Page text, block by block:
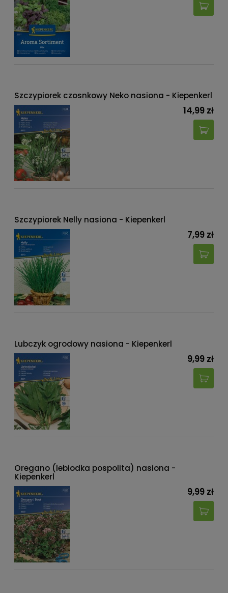
Szczypiorek czosnkowy Neko nasiona - Kiepenkerl
14,99 zł
Szczypiorek Nelly nasiona - Kiepenkerl
7,99 zł
Lubczyk ogrodowy nasiona - Kiepenkerl
9,99 zł
Oregano (lebiodka pospolita) nasiona -
Kiepenkerl
9,99 zł